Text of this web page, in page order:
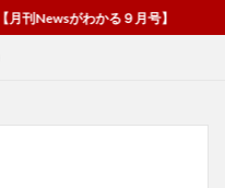
刊Newsがわかる９月号】